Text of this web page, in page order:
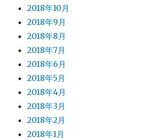
2018年10月
2018年9月
2018年8月
2018年7月
2018年6月
2018年5月
2018年4月
2018年3月
2018年2月
2018年1月